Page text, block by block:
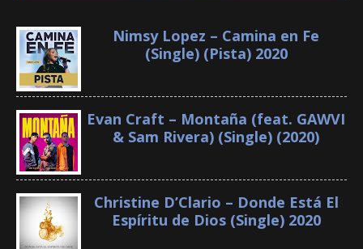
Nimsy Lopez – Camina en Fe
(Single) (Pista) 2020
Evan Craft – Montaña (feat. GAWVI
& Sam Rivera) (Single) (2020)
Christine D’Clario – Donde Está El
Espíritu de Dios (Single) 2020